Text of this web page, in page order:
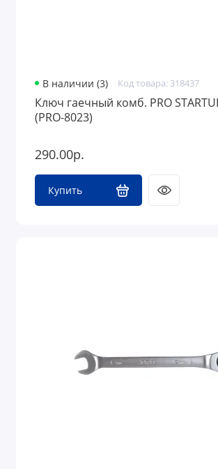
В наличии (3) Код товара: 318437
Ключ гаечный комб. PRO
(PRO-8023)
290.00р.
Купить